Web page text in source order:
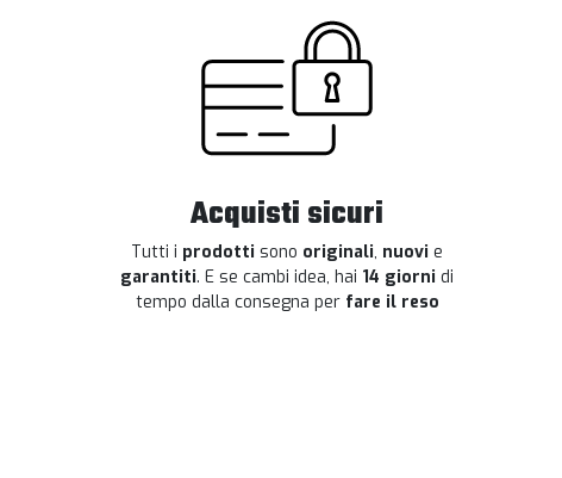
Acquisti sicuri
Tutti i prodotti sono originali, nuovi e
garantiti. E se cambi idea, hai 14 giorni di
tempo dalla consegna per fare il reso